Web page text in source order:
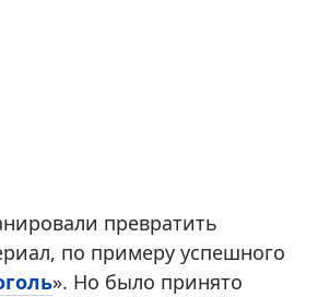
превратить
по примеру успешного
». Но было принято